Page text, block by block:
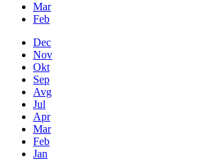
Mar
Feb
Dec
Nov
Okt
Sep
Avg
Jul
Apr
Mar
Feb
Jan